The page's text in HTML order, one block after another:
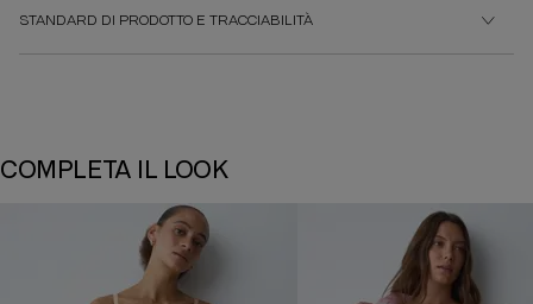
STANDARD DI PRODOTTO E TRACCIABILITÀ
COMPLETA IL LOOK